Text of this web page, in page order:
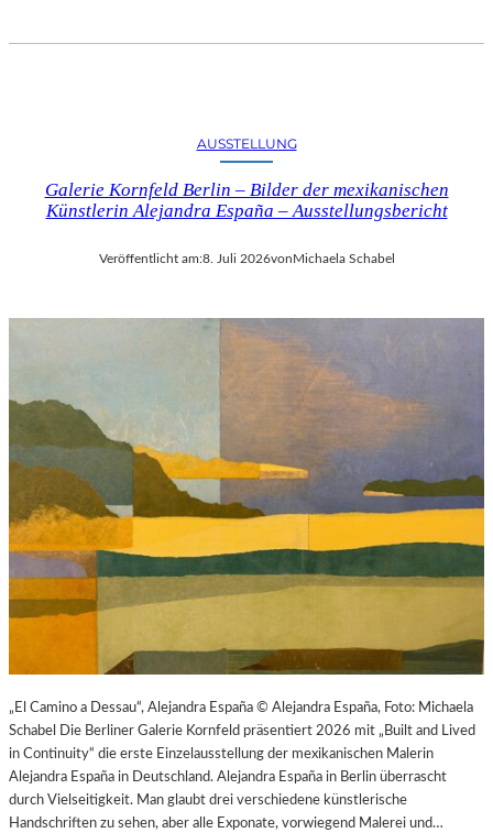
AUSSTELLUNG
Galerie Kornfeld Berlin – Bilder der mexikanischen
Künstlerin Alejandra España – Ausstellungsbericht
Veröffentlicht am:8. Juli 2026vonMichaela Schabel
„El Camino a Dessau“, Alejandra España © Alejandra España, Foto: Michaela
Schabel Die Berliner Galerie Kornfeld präsentiert 2026 mit „Built and Lived
in Continuity“ die erste Einzelausstellung der mexikanischen Malerin
Alejandra España in Deutschland. Alejandra España in Berlin überrascht
durch Vielseitigkeit. Man glaubt drei verschiedene künstlerische
Handschriften zu sehen, aber alle Exponate, vorwiegend Malerei und…